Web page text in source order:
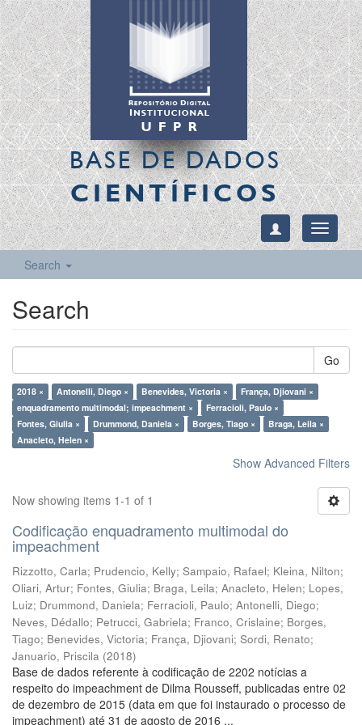
BASE DE DADOS
CIENTÍFICOS
Toggle
Search
Search
Go
2018 × Antonelli, Diego × Benevides, Victoria ×
França, Djiovani ×
enquadramento multimodal; impeachment ×
Ferracioli, Paulo ×
Fontes, Giulia ×
Drummond, Daniela × Borges, Tiago ×
Braga, Leila ×
Anacleto, Helen ×
Show Advanced Filters
Now showing items 1-1 of 1
Codificação enquadramento multimodal do
impeachment
Rizzotto, Carla; Prudencio, Kelly; Sampaio, Rafael; Kleina, Nilton;
Oliari, Artur; Fontes, Giulia; Braga, Leila; Anacleto, Helen; Lopes,
Luiz; Drummond, Daniela; Ferracioli, Paulo; Antonelli, Diego;
Neves, Dédallo; Petrucci, Gabriela; Franco, Crislaine; Borges,
Tiago; Benevides, Victoria; França, Djiovani; Sordi, Renato;
Januario, Priscila (2018)
Base de dados referente à codificação de 2202 notícias a
respeito do impeachment de Dilma Rousseff, publicadas entre 02
de dezembro de 2015 (data em que foi instaurado o processo de
impeachment) até 31 de agosto de 2016 ...